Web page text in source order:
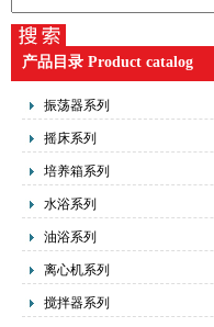
产品目录 Product catalog
振荡器系列
摇床系列
培养箱系列
水浴系列
油浴系列
离心机系列
搅拌器系列